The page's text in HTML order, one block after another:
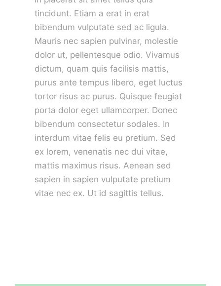
tincidunt. Etiam a erat in erat
bibendum vulputate sed ac ligula.
Mauris nec sapien pulvinar, molestie
dolor ut, pellentesque odio. Vivamus
dictum, quam quis facilisis mattis,
purus ante tempus libero, eget luctus
tortor risus ac purus. Quisque feugiat
porta dolor eget ullamcorper. Donec
bibendum consectetur sodales. In
interdum vitae felis eu pretium. Sed
ex lorem, venenatis nec dui vitae,
mattis maximus risus. Aenean sed
sapien in sapien vulputate pretium
vitae nec ex. Ut id sagittis tellus.